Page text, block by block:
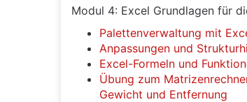
Modul 4: Excel Grundlagen für
Palettenverwaltung mit
Anpassungen und
Excel-Formeln und
Übung zum
Gewicht und Entfernung